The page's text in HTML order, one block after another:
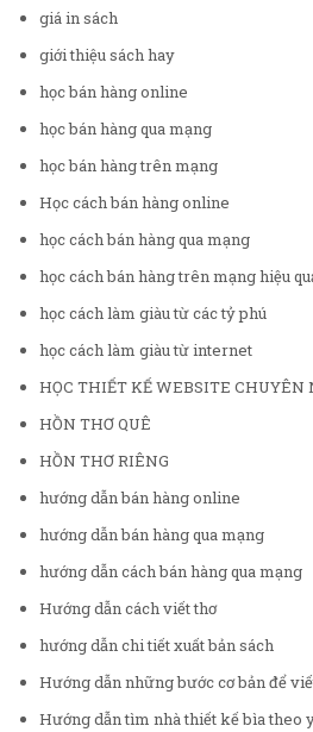
giá in sách
giới thiệu sách hay
học bán hàng online
học bán hàng qua mạng
học bán hàng trên mạng
Học cách bán hàng online
học cách bán hàng qua mạng
học cách bán hàng trên mạng hiệu
học cách làm giàu từ các tỷ phú
học cách làm giàu từ internet
HỌC THIẾT KẾ WEBSITE CHUYÊN
HỒN THƠ QUÊ
HỒN THƠ RIÊNG
hướng dẫn bán hàng online
hướng dẫn bán hàng qua mạng
hướng dẫn cách bán hàng qua mạng
Hướng dẫn cách viết thơ
hướng dẫn chi tiết xuất bản sách
Hướng dẫn những bước cơ bản để
Hướng dẫn tìm nhà thiết kế bìa theo